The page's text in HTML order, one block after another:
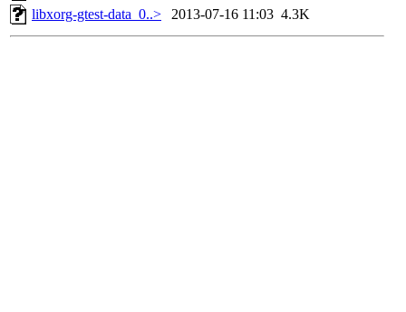
libxorg-gtest-data_0..>
2013-07-16 11:03 4.3K